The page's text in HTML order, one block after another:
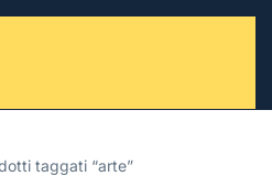
taggati “arte”